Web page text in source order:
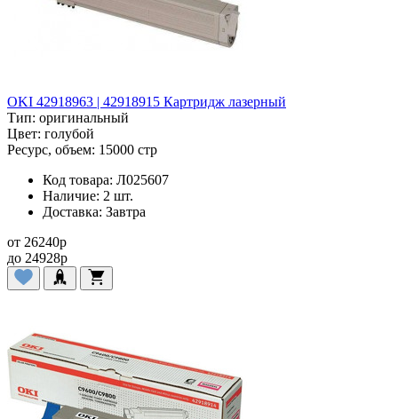
OKI 42918963 | 42918915 Картридж лазерный
Тип: оригинальный
Цвет: голубой
Ресурс, объем: 15000 стр
Код товара: Л025607
Наличие: 2 шт.
Доставка: Завтра
от 26240p
до 24928p